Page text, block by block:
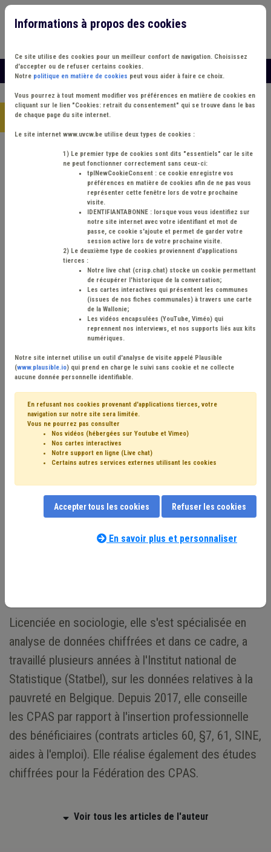
Accueil>Notre équipe>Marie Castaigne
Marie CASTAIGNE
Licenciée en sociologie, elle s'est spécialisée en
analyse de données chiffrées et dans ce cadre, a
travaillé plusieurs années à l'Institut national de
Statistique (Statbel), sur les données relatives à la
pauvreté en Belgique. Depuis 2017, elle conseille
les CPAS par rapport à l'insertion professionnelle
des bénéficiaires (contrats articles 60, §7, 61, SINE,
aides à l'emploi). Elle réalise également des études
chiffrées pour la Fédération des CPAS.
Voir tous les articles de l'auteur
Informations à propos des cookies
Ce site utilise des cookies pour un meilleur confort de navigation. Choisissez
d'accepter ou de refuser certains cookies.
Notre politique en matière de cookies peut vous aider à faire ce choix.
Vous pourrez à tout moment modifier vos préférences en matière de cookies en
cliquant sur le lien "Cookies: retrait du consentement" qui se trouve dans le bas
de chaque page du site internet.
Le site internet www.uvcw.be utilise deux types de cookies :
1) Le premier type de cookies sont dits "essentiels" car le site
ne peut fonctionner correctement sans ceux-ci:
tplNewCookieConsent : ce cookie enregistre vos
préférences en matière de cookies afin de ne pas vous
représenter cette fenêtre lors de votre prochaine
visite.
IDENTIFIANTABONNE : lorsque vous vous identifiez sur
notre site internet avec votre identifiant et mot de
passe, ce cookie s'ajoute et permet de garder votre
session active lors de votre prochaine visite.
2) Le deuxième type de cookies proviennent d'applications
tierces :
Notre live chat (crisp.chat) stocke un cookie permettant
de récupérer l'historique de la conversation;
Les cartes interactives qui présentent les communes
(issues de nos fiches communales) à travers une carte
de la Wallonie;
Les vidéos encapsulées (YouTube, Viméo) qui
reprennent nos interviews, et nos supports liés aux kits
numériques.
Notre site internet utilise un outil d'analyse de visite appelé Plausible
(www.plausible.io) qui prend en charge le suivi sans cookie et ne collecte
aucune donnée personnelle identifiable.
En refusant nos cookies provenant d'applications tierces, votre
navigation sur notre site sera limitée.
Vous ne pourrez pas consulter
Nos vidéos (hébergées sur Youtube et Vimeo)
Nos cartes interactives
Notre support en ligne (Live chat)
Certains autres services externes utilisant les cookies
Accepter tous les cookies Refuser les cookies
En savoir plus et personnaliser